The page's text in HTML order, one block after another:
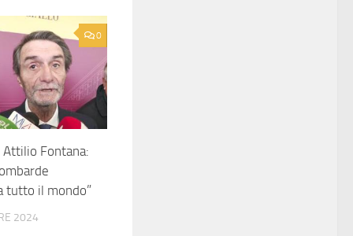
0
Fontana:
tutto il mondo”
2024